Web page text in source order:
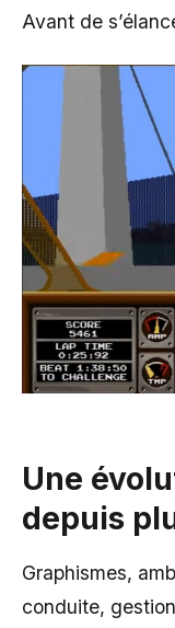
Avant de
Une
depuis
Graphismes,
conduite,